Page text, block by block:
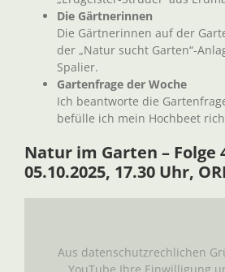
Die Gärtnerinnen
Die Gärtnerinnen auf der
der „Natur sucht Garten“-
Spalier.
Gartenfrage der Woche
Ich beantworte die
befülle ich mein Hochbeet
Natur im Garten – Folge
05.10.2025, 17.30 Uhr,
Aus datenschutzrechlichen